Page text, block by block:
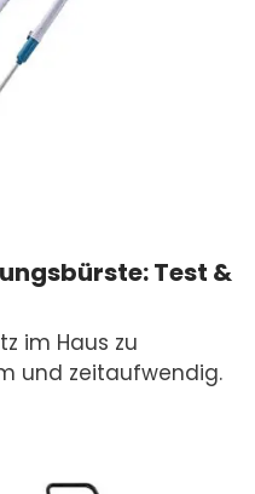
Test &
im Haus zu
und zeitaufwendig.